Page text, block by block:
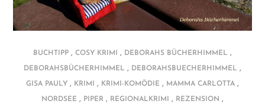
BUCHTIPP , COSY KRIMI , DEBORAHS BÜCHERHIMMEL ,
DEBORAHSBÜCHERHIMMEL , DEBORAHSBUECHERHIMMEL ,
GISA PAULY , KRIMI , KRIMI-KOMÖDIE , MAMMA CARLOTTA ,
NORDSEE , PIPER , REGIONALKRIMI , REZENSION ,